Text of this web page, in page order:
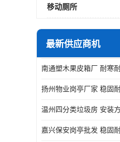
移动厕所
最新供应商机